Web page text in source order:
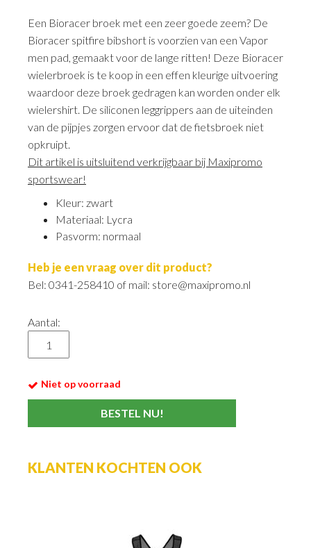
Een Bioracer broek met een zeer goede zeem? De
Bioracer spitfire bibshort is voorzien van een Vapor
men pad, gemaakt voor de lange ritten! Deze Bioracer
wielerbroek is te koop in een effen kleurige uitvoering
waardoor deze broek gedragen kan worden onder elk
wielershirt. De siliconen leggrippers aan de uiteinden
van de pijpjes zorgen ervoor dat de fietsbroek niet
opkruipt.
Dit artikel is uitsluitend verkrijgbaar bij Maxipromo
sportswear!
Kleur: zwart
Materiaal: Lycra
Pasvorm: normaal
Heb je een vraag over dit product?
Bel: 0341-258410 of mail: store@maxipromo.nl
Aantal:
Niet op voorraad
KLANTEN KOCHTEN OOK